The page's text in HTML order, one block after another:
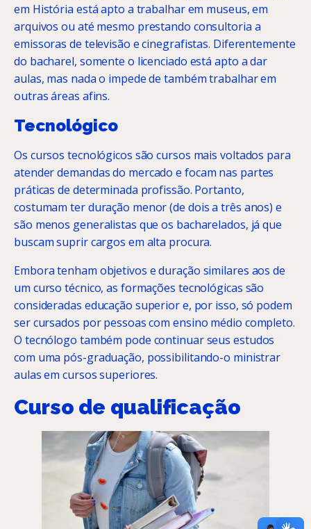
em História está apto a trabalhar em museus, em
arquivos ou até mesmo prestando consultoria a
emissoras de televisão e cinegrafistas. Diferentemente
do bacharel, somente o licenciado está apto a dar
aulas, mas nada o impede de também trabalhar em
outras áreas afins.
Tecnológico
Os cursos tecnológicos são cursos mais voltados para
atender demandas do mercado e focam nas partes
práticas de determinada profissão. Portanto,
costumam ter duração menor (de dois a três anos) e
são menos generalistas que os bacharelados, já que
buscam suprir cargos em alta procura.
Embora tenham objetivos e duração similares aos de
um curso técnico, as formações tecnológicas são
consideradas educação superior e, por isso, só podem
ser cursados por pessoas com ensino médio completo.
O tecnólogo também pode continuar seus estudos
com uma pós-graduação, possibilitando-o ministrar
aulas em cursos superiores.
Curso de qualificação